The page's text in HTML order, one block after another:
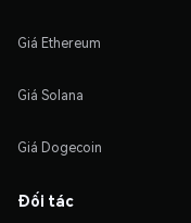
Giá Ethereum
Giá Solana
Giá Dogecoin
Đối tác